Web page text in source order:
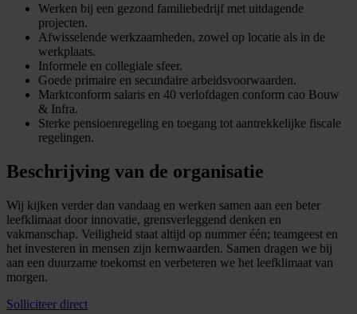
Werken bij een gezond familiebedrijf met uitdagende
projecten.
Afwisselende werkzaamheden, zowel op locatie als in de
werkplaats.
Informele en collegiale sfeer.
Goede primaire en secundaire arbeidsvoorwaarden.
Marktconform salaris en 40 verlofdagen conform cao Bouw
& Infra.
Sterke pensioenregeling en toegang tot aantrekkelijke fiscale
regelingen.
Beschrijving van de organisatie
Wij kijken verder dan vandaag en werken samen aan een beter
leefklimaat door innovatie, grensverleggend denken en
vakmanschap. Veiligheid staat altijd op nummer één; teamgeest en
het investeren in mensen zijn kernwaarden. Samen dragen we bij
aan een duurzame toekomst en verbeteren we het leefklimaat van
morgen.
Solliciteer direct